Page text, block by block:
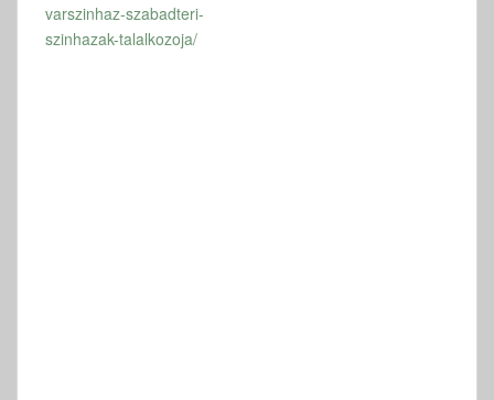
varszinhaz-szabadteri-
szinhazak-talalkozoja/